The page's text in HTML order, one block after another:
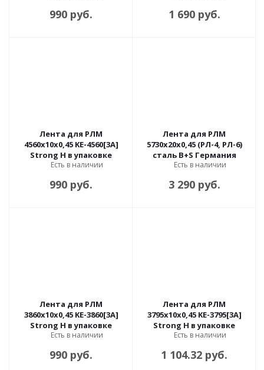
990 руб. 1 690 руб.
Лента для РЛМ
4560х10х0,45 KE-4560[3A]
Strong H в упаковке
Есть в наличии
990 руб.
Лента для РЛМ
5730х20х0,45 (РЛ-4, РЛ-6)
сталь B+S Германия
Есть в наличии
3 290 руб.
Лента для РЛМ
3860х10х0,45 KE-3860[3A]
Strong H в упаковке
Есть в наличии
990 руб.
Лента для РЛМ
3795х10х0,45 KE-3795[3A]
Strong H в упаковке
Есть в наличии
1 104.32 руб.